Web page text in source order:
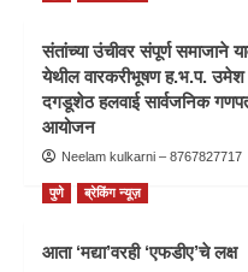
संतांच्या उंचीवर संपूर्ण समाजाने
येथील वारकरीभूषण ह.भ.प. उमेश
दगडूशेठ हलवाई सार्वजनिक
आयोजन
Neelam kulkarni – 8767827717
पुणे ब्रेकिंग न्यूज़
आता ‘मद्या’वरही ‘एफडीए’चे लक्ष